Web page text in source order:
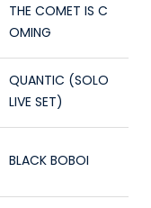
THE COMET IS C
OMING
QUANTIC (SOLO
LIVE SET)
BLACK BOBOI